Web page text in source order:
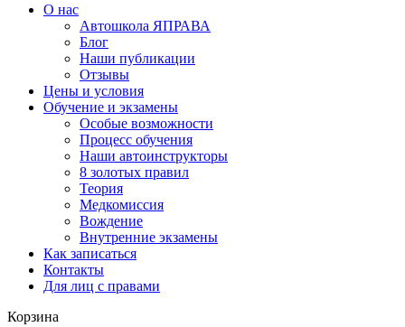
О нас
Автошкола ЯПРАВА
Блог
Наши публикации
Отзывы
Цены и условия
Обучение и экзамены
Особые возможности
Процесс обучения
Наши автоинструкторы
8 золотых правил
Теория
Медкомиссия
Вождение
Внутренние экзамены
Как записаться
Контакты
Для лиц с правами
Корзина